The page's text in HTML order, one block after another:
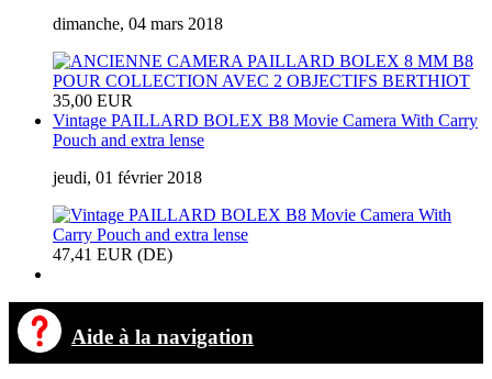
dimanche, 04 mars 2018
35,00 EUR
Vintage PAILLARD BOLEX B8 Movie Camera With Carry
Pouch and extra lense
jeudi, 01 février 2018
47,41 EUR (DE)
Aide à la navigation